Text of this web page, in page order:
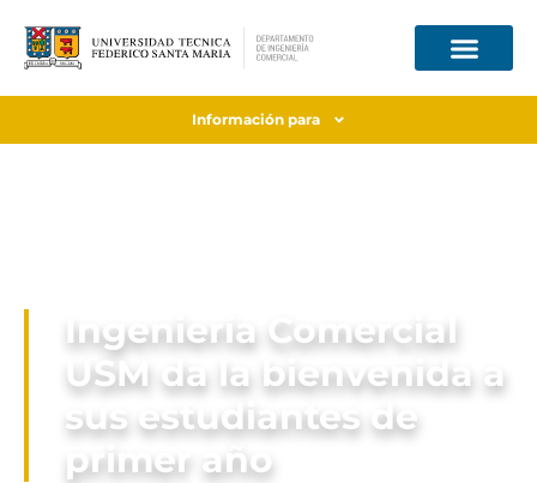
Información para
Ingeniería Comercial
USM da la bienvenida a
sus estudiantes de
primer año